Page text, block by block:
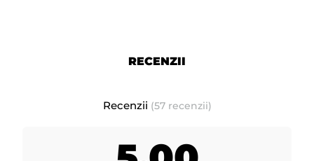
RECENZII
Recenzii (57 recenzii)